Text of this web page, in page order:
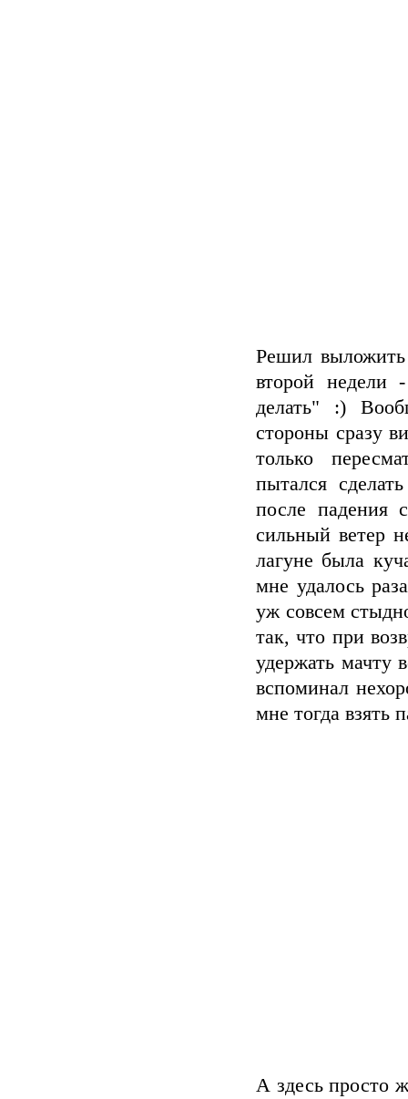
Решил выложить
второй недели
делать" :)
стороны сразу
только
пытался
после падения
сильный ветер
лагуне была
мне удалось
уж совсем
так, что при
удержать мачту
вспоминал
мне тогда взять
А здесь просто